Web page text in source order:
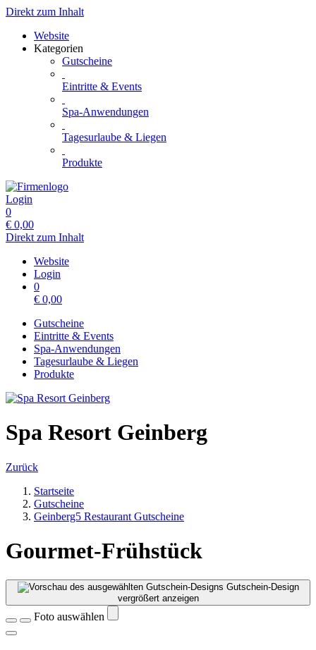
Direkt zum Inhalt
Website
Kategorien
Gutscheine
Eintritte & Events
Spa-Anwendungen
Tagesurlaube & Liegen
Produkte
Login
0
€ 0,00
Direkt zum Inhalt
Website
Login
0
€ 0,00
Gutscheine
Eintritte & Events
Spa-Anwendungen
Tagesurlaube & Liegen
Produkte
Spa Resort Geinberg
Zurück
Startseite
Gutscheine
Geinberg5 Restaurant Gutscheine
Gourmet-Frühstück
Gutschein-Design
vergrößert anzeigen
Foto auswählen